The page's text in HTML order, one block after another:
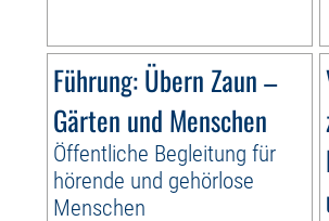
Führung: Übern Zaun –
Gärten und Menschen
Öffentliche Begleitung für
hörende und gehörlose
Menschen